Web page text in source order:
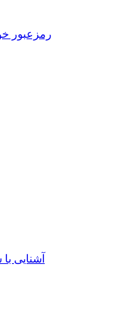
رمزعبور
آشنایی